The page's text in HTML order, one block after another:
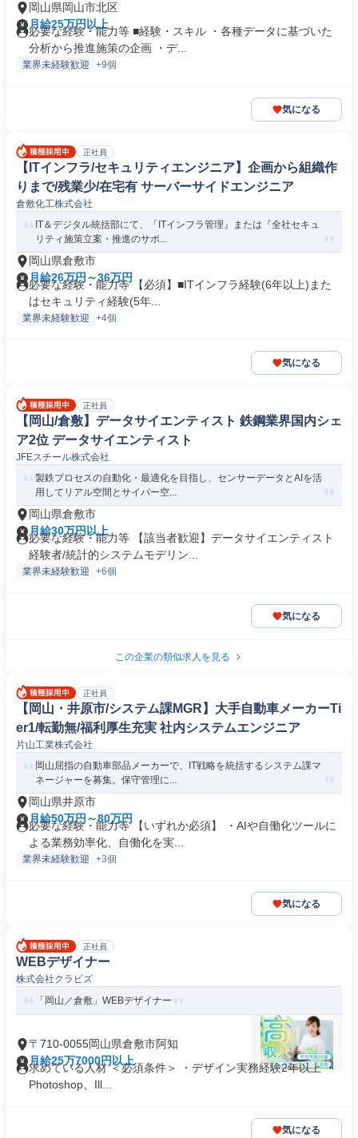
岡山県岡山市北区
月給25万円以上
必要な経験・能力等 ■経験・スキル ・各種データに基づいた
分析から推進施策の企画 ・デ...
業界未経験歓迎 +9個
気になる
正社員
【ITインフラ/セキュリティエンジニア】企画から組織作
りまで/残業少/在宅有 サーバーサイドエンジニア
倉敷化工株式会社
IT＆デジタル統括部にて、「ITインフラ管理』または『全社セキュ
リティ施策立案・推進のサポ...
岡山県倉敷市
月給26万円～36万円
必要な経験・能力等 【必須】■ITインフラ経験(6年以上)また
はセキュリティ経験(5年...
業界未経験歓迎 +4個
気になる
正社員
【岡山/倉敷】データサイエンティスト 鉄鋼業界国内シェ
ア2位 データサイエンティスト
JFEスチール株式会社
製鉄プロセスの自動化・最適化を目指し、センサーデータとAIを活
用してリアル空間とサイバー空...
岡山県倉敷市
月給30万円以上
必要な経験・能力等 【該当者歓迎】データサイエンティスト
経験者/統計的システムモデリン...
業界未経験歓迎 +6個
気になる
この企業の類似求人を見る
正社員
【岡山・井原市/システム課MGR】大手自動車メーカーTi
er1/転勤無/福利厚生充実 社内システムエンジニア
片山工業株式会社
岡山屈指の自動車部品メーカーで、IT戦略を統括するシステム課マ
ネージャーを募集。保守管理に...
岡山県井原市
月給50万円～80万円
必要な経験・能力等 【いずれか必須】 ・AIや自働化ツールに
よる業務効率化、自働化を実...
業界未経験歓迎 +3個
気になる
正社員
WEBデザイナー
株式会社クラビズ
「岡山／倉敷」WEBデザイナー
〒710-0055岡山県倉敷市阿知
月給25万7000円以上
求めている人材 ＜必須条件＞ ・デザイン実務経験2年以上 ・
Photoshop、Ill...
気になる